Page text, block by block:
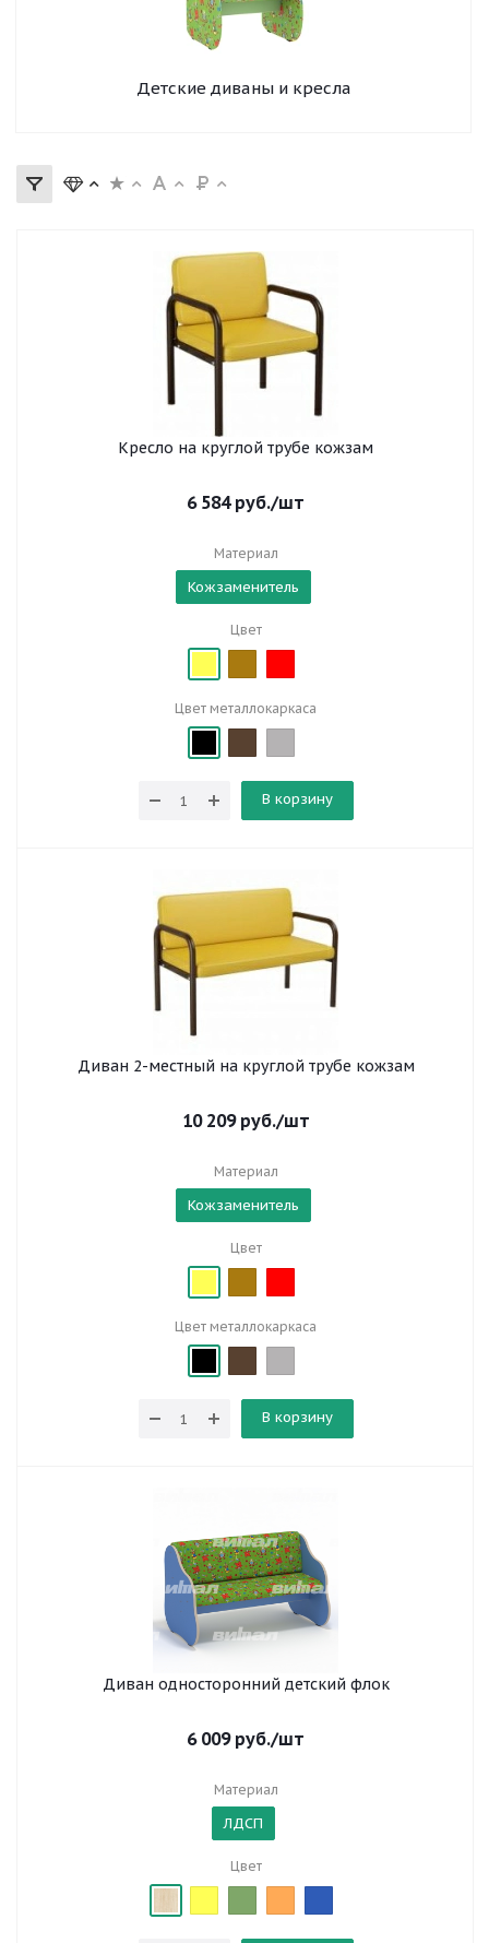
Детские диваны и кресла
Кресло на круглой трубе кожзам
6 584руб./шт
Материал
Кожзаменитель
Цвет
Цвет металлокаркаса
В корзину
Диван 2-местный на круглой трубе кожзам
10 209руб./шт
Материал
Кожзаменитель
Цвет
Цвет металлокаркаса
В корзину
Диван односторонний детский флок
6 009руб./шт
Материал
ЛДСП
Цвет